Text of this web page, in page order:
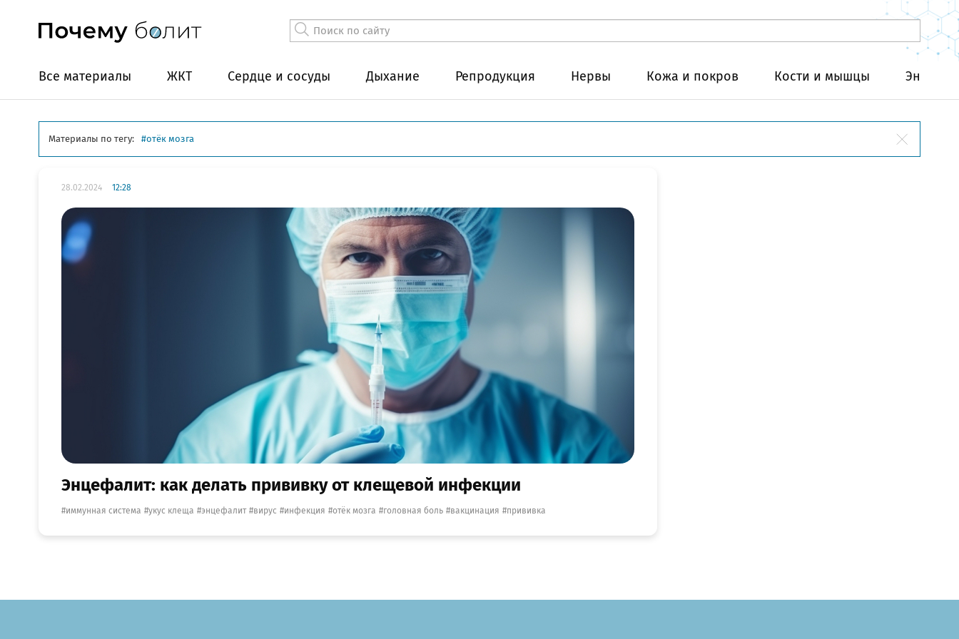
Все материалы ЖКТ Сердце и сосуды Дыхание Репродукция Нервы Кожа и покров Кости и мышцы
Материалы по тегу: отёк мозга
28.02.2024 12:28
Энцефалит: как делать прививку от клещевой инфекции
иммунная система укус клеща энцефалит вирус инфекция отёк мозга головная боль вакцинация прививка